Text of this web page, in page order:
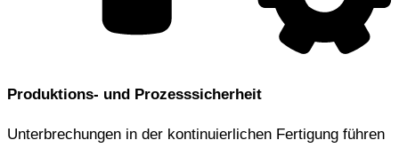
Produktions- und Prozesssicherheit
Unterbrechungen in der kontinuierlichen Fertigung führen